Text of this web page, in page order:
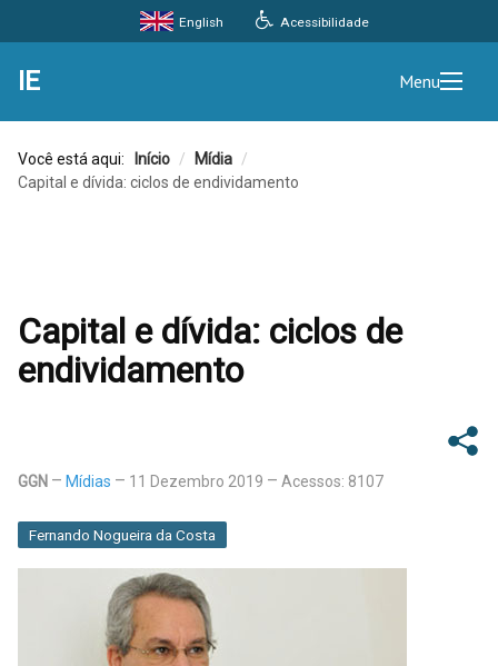
Acessibilidade
English
IE Menu
Você está aqui: Início / Mídia /
Capital e dívida: ciclos de endividamento
Capital e dívida: ciclos de
endividamento
GGN Mídias 11 Dezembro 2019 Acessos: 8107
Fernando Nogueira da Costa